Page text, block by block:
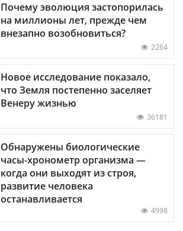
Почему эволюция застопорилась
на миллионы лет, прежде чем
внезапно возобновиться?
2264
Новое исследование показало,
что Земля постепенно заселяет
Венеру жизнью
36181
Обнаружены биологические
часы-хронометр организма —
когда они выходят из строя,
развитие человека
останавливается
4998